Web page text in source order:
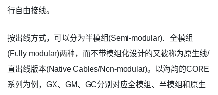
行自由接线。
按出线方式，可以分为半模组(Semi-modular)、全模组
(Fully modular)两种，而不带模组化设计的又被称为原生线/
直出线版本(Native Cables/Non-modular)。以海韵的CORE
系列为例，GX、GM、GC分别对应全模组、半模组和原生